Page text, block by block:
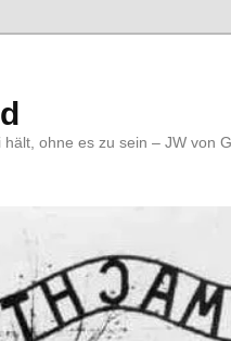
ohne es zu sein – JW von